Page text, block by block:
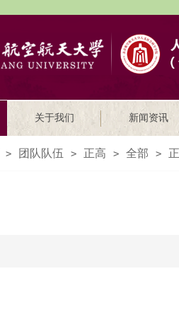
关于我们 新闻资讯
> 团队队伍 > 正高 > 全部 >